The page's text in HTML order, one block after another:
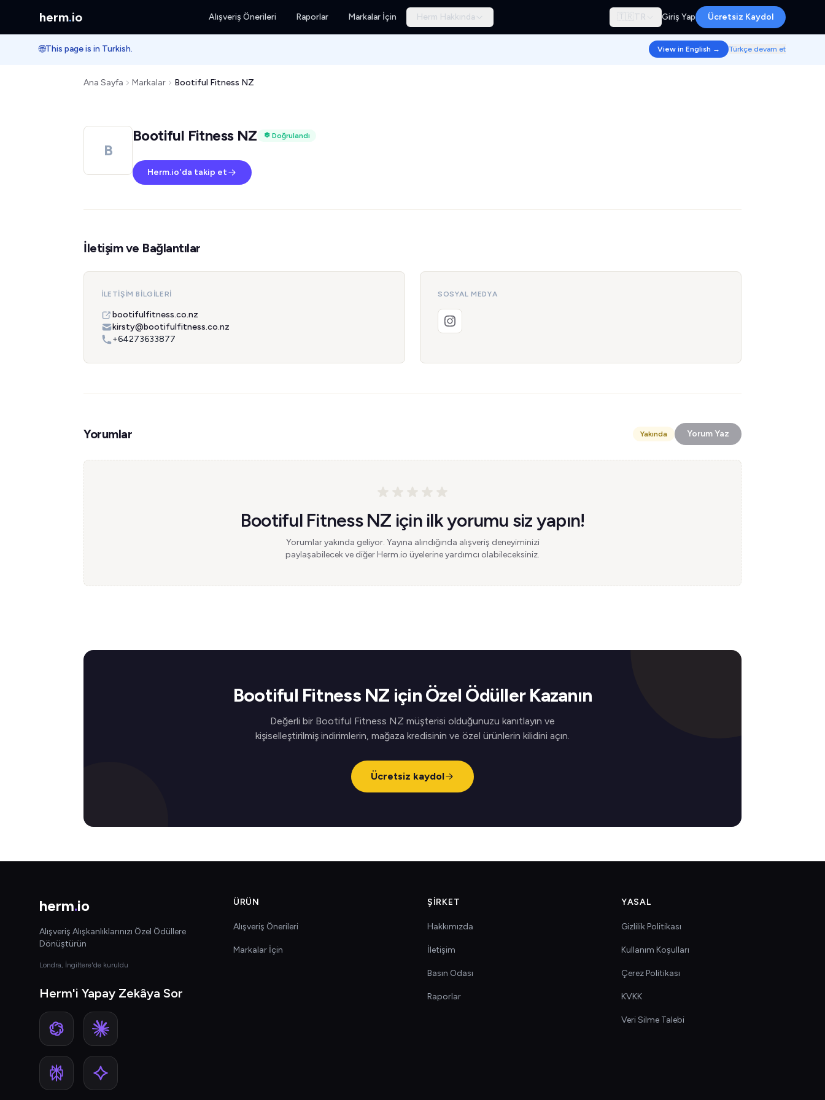
herm.io Alışveriş Önerileri Raporlar Markalar İçin Herm Hakkında 🇹🇷 TR Giriş Yap Ücretsiz Kaydol
🌐This page is in Turkish. View in English → Türkçe devam et
Ana Sayfa Markalar Bootiful Fitness NZ
B
Bootiful Fitness NZ Doğrulandı
Herm.io'da takip et
İletişim ve Bağlantılar
İLETIŞIM BILGILERI
bootifulfitness.co.nz
kirsty@bootifulfitness.co.nz
+64273633877
SOSYAL MEDYA
Yorumlar Yakında Yorum Yaz
Bootiful Fitness NZ için ilk yorumu siz yapın!
Yorumlar yakında geliyor. Yayına alındığında alışveriş deneyiminizi
paylaşabilecek ve diğer Herm.io üyelerine yardımcı olabileceksiniz.
Bootiful Fitness NZ için Özel Ödüller Kazanın
Değerli bir Bootiful Fitness NZ müşterisi olduğunuzu kanıtlayın ve
kişiselleştirilmiş indirimlerin, mağaza kredisinin ve özel ürünlerin kilidini açın.
Ücretsiz kaydol
herm.io
Alışveriş Alışkanlıklarınızı Özel Ödüllere
Dönüştürün
Londra, İngiltere'de kuruldu
Herm'i Yapay Zekâya Sor
ÜRÜN
Alışveriş Önerileri
Markalar İçin
ŞIRKET
Hakkımızda
İletişim
Basın Odası
Raporlar
YASAL
Gizlilik Politikası
Kullanım Koşulları
Çerez Politikası
KVKK
Veri Silme Talebi